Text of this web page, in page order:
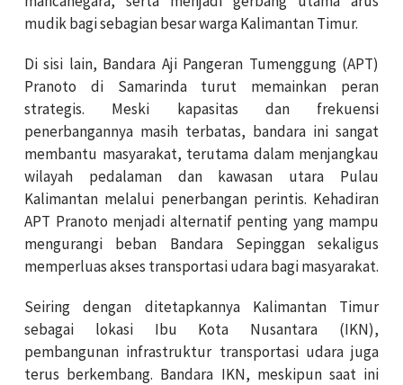
mudik bagi sebagian besar warga Kalimantan Timur.
Di sisi lain, Bandara Aji Pangeran Tumenggung (APT)
Pranoto di Samarinda turut memainkan peran
strategis. Meski kapasitas dan frekuensi
penerbangannya masih terbatas, bandara ini sangat
membantu masyarakat, terutama dalam menjangkau
wilayah pedalaman dan kawasan utara Pulau
Kalimantan melalui penerbangan perintis. Kehadiran
APT Pranoto menjadi alternatif penting yang mampu
mengurangi beban Bandara Sepinggan sekaligus
memperluas akses transportasi udara bagi masyarakat.
Seiring dengan ditetapkannya Kalimantan Timur
sebagai lokasi Ibu Kota Nusantara (IKN),
pembangunan infrastruktur transportasi udara juga
terus berkembang. Bandara IKN, meskipun saat ini